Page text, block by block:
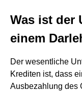
Was ist der
einem
Der wesentliche
Krediten ist, dass
Ausbezahlung des